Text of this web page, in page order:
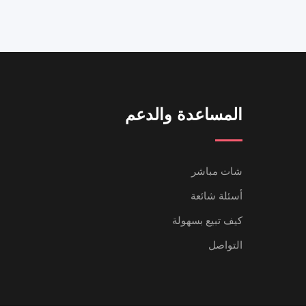
المساعدة والدعم
شات مباشر
أسئلة شائعة
كيف تبيع بسهولة
التواصل